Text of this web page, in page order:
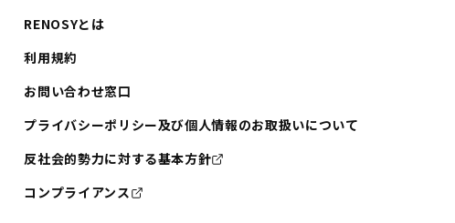
RENOSYとは
利用規約
お問い合わせ窓口
プライバシーポリシー及び個人情報のお取扱いについて
反社会的勢力に対する基本方針
コンプライアンス